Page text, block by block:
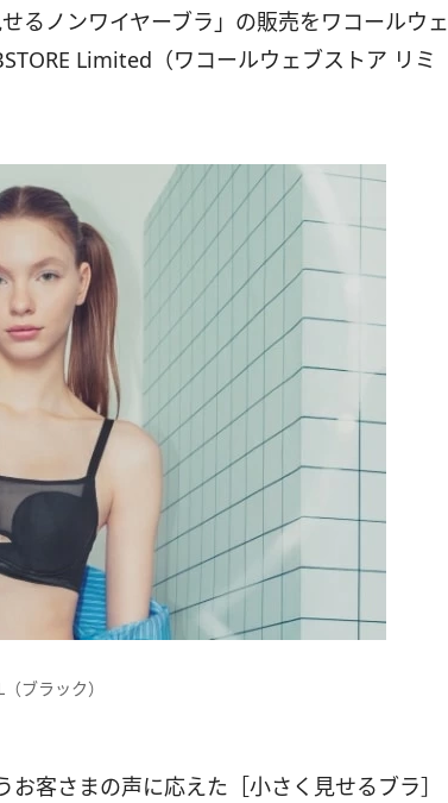
るノンワイヤーブラ」の販売をワコールウェ
Limited（ワコールウェブストア リミ
ブラック）
客さまの声に応えた［小さく見せるブラ］